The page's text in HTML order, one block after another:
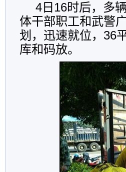
4日16时后，多
体干部职工和武警
划，迅速就位，36
库和码放。